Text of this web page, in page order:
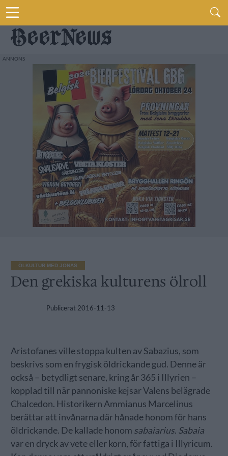
ÖLKULTUR MED JONAS
Den grekiska kulturens ölroll
Publicerat 2016-11-13
Aristofanes ville stoppa kulten av Sabazius, som
beskrivs som en frygisk öldrickande gud. Denne är
också – betydligt senare, kring år 365 i Illyrien –
kopplad till när pannoniske kejsar Valens belägrade
Chalcedon. Historikern Ammianus Marcelinus
berättar att invånarna där hånade honom för hans
öldrickande. De kallade honom sabaiarius. Sabaia
var en dryck av vete eller korn, för fattiga i Illyricum.